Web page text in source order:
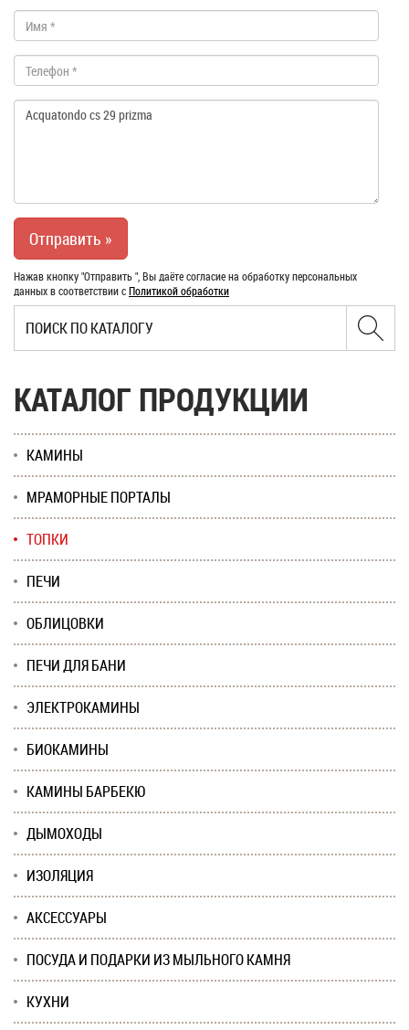
Нажав кнопку "Отправить ", Вы даёте согласие на обработку персональных
данных в соответствии сПолитикой обработки
КАТАЛОГ ПРОДУКЦИИ
КАМИНЫ
МРАМОРНЫЕ ПОРТАЛЫ
ТОПКИ
ПЕЧИ
ОБЛИЦОВКИ
ПЕЧИ ДЛЯ БАНИ
ЭЛЕКТРОКАМИНЫ
БИОКАМИНЫ
КАМИНЫ БАРБЕКЮ
ДЫМОХОДЫ
ИЗОЛЯЦИЯ
АКСЕССУАРЫ
ПОСУДА И ПОДАРКИ ИЗ МЫЛЬНОГО КАМНЯ
КУХНИ